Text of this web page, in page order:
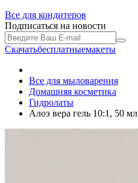
Все для кондитеров
Подписаться на новости
Скачатьбесплатныемакеты
Все для мыловарения
Домашняя косметика
Гидролаты
Алоэ вера гель 10:1, 50 мл